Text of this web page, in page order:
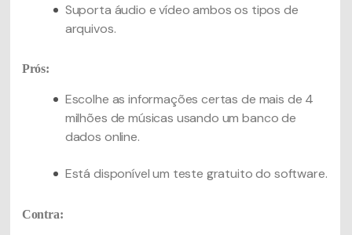
Suporta áudio e vídeo ambos os tipos de
arquivos.
Prós:
Escolhe as informações certas de mais de 4
milhões de músicas usando um banco de
dados online.
Está disponível um teste gratuito do software.
Contra: